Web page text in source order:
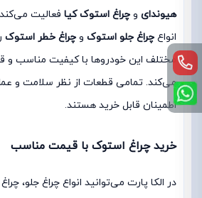
هیوندای و چراغ استوک کیا فعالیت
انواع چراغ جلو استوک و چراغ خطر استوک
مختلف این خودروها با کیفیت مناسب
می‌کند. تمامی قطعات از نظر سلامت و
اطمینان قابل خرید هستند.
خرید چراغ استوک با قیمت مناسب
در الکا پارت می‌توانید انواع چراغ جلو،